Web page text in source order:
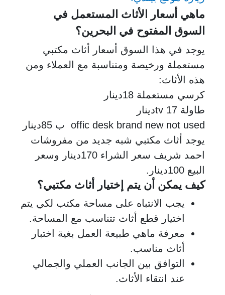
ماهي أسعار الأثاث المستعمل في
السوق المفتوح في البحرين؟
يوجد في هذا السوق أسعار أثاث مكتبي
مستعملة ورخيصة ومتناسبة مع العملاء ومن
هذه الأثاث:
كرسي مستعملة 18دينار
طاولة tv 17دينار
offic desk brand new not used ب
85دينار
يوجد أثاث مكتبي شبه جديد من مفروشات
احمد شريف سعر الشراء 170دينار وسعر
البيع 100دينار.
كيف يمكن أن يتم إختيار أثاث مكتبي؟
يجب الانتباه على مساحة مكتب لكي يتم
اختيار قطع أثاث تتناسب مع المساحة.
معرفة ماهي طبيعة العمل بغية اختبار
أثاث مناسب.
التوافق بين الجانب العملي والجمالي
عند انتقاء الأثاث.